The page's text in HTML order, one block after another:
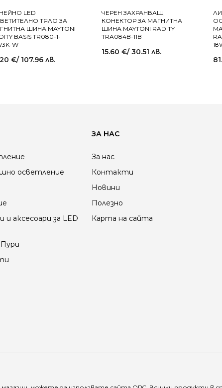
LED
ТЯЛО ЗА
ШИНА MAYTONI
BASIS TR080-1-
W
€/ 107.96 лв.
ЧЕРЕН ЗАХРАНВАЩ
КОНЕКТОР ЗА МАГНИТНА
ШИНА MAYTONI RADITY
TRA084B-11B
15.60 €/ 30.51 лв.
осветление
и аксесоари за LED
ЗА НАС
За нас
Контакти
Новини
Полезно
Карта на сайта